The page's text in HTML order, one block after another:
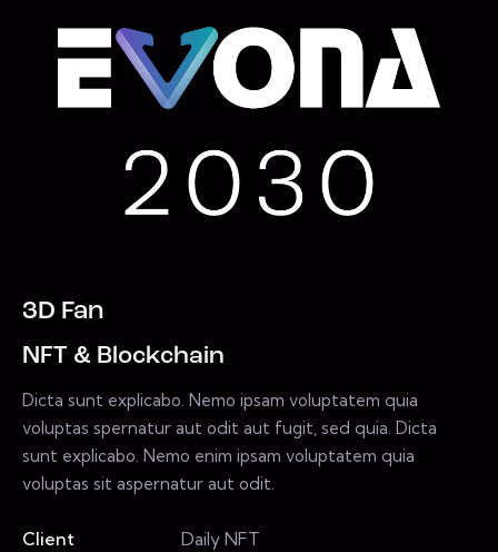
3D Fan
NFT & Blockchain
Dicta sunt explicabo. Nemo ipsam voluptatem quia
voluptas spernatur aut odit aut fugit, sed quia. Dicta
sunt explicabo. Nemo enim ipsam voluptatem quia
voluptas sit aspernatur aut odit.
Client
Daily NFT